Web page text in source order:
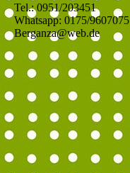
Tel.: 0951/203451
Whatsapp: 0175/9607075
Berganza@web.de